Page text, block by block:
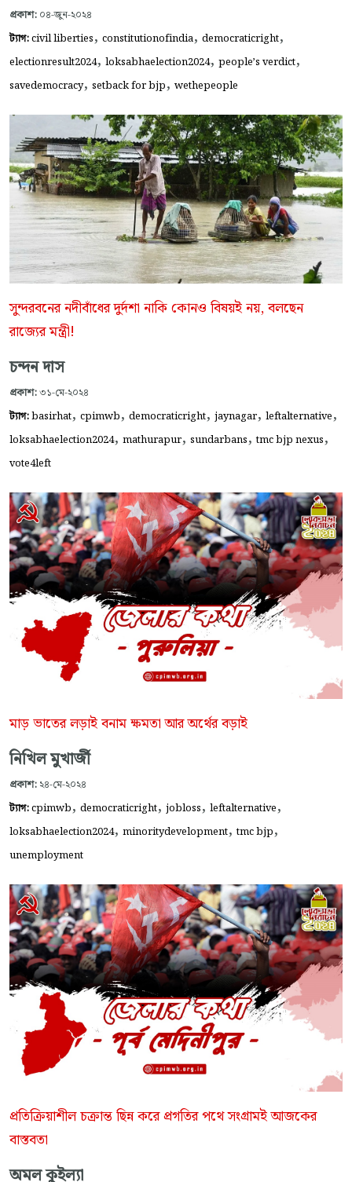
প্রকাশ: ০৪-জুন-২০২৪
ট্যাগ:civil liberties, constitutionofindia, democraticright,
electionresult2024, loksabhaelection2024, people’s verdict,
savedemocracy, setback for bjp, wethepeople
সুন্দরবনের নদীবাঁধের দুর্দশা নাকি কোনও বিষয়ই নয়, বলছেন
রাজ্যের মন্ত্রী!
চন্দন দাস
প্রকাশ:৩১-মে-২০২৪
ট্যাগ:basirhat, cpimwb, democraticright, jaynagar, leftalternative,
loksabhaelection2024, mathurapur, sundarbans,tmc bjp nexus,
vote4left
মাড় ভাতের লড়াই বনাম ক্ষমতা আর অর্থের বড়াই
নিখিল মুখার্জী
প্রকাশ: ২৪-মে-২০২৪
ট্যাগ:cpimwb, democraticright, jobloss, leftalternative,
loksabhaelection2024, minoritydevelopment,tmc bjp,
unemployment
প্রতিক্রিয়াশীল চক্রান্ত ছিন্ন করে প্রগতির পথে সংগ্রামই আজকের
বাস্তবতা
অমল কুইল্যা